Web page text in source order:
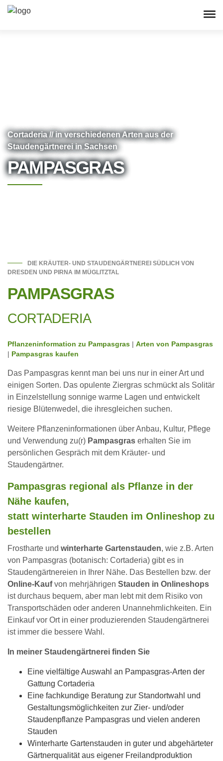
Cortaderia // in verschiedenen Arten aus der
Staudengärtnerei in Sachsen
PAMPASGRAS
DIE KRÄUTER- UND STAUDENGÄRTNEREI SÜDLICH VON
DRESDEN UND PIRNA IM MÜGLITZTAL
PAMPASGRAS
CORTADERIA
Pflanzeninformation zu Pampasgras
Arten von Pampasgras
Pampasgras kaufen
Das Pampasgras kennt man bei uns nur in einer Art und
einigen Sorten. Das opulente Ziergras schmückt als Solitär
in Einzelstellung sonnige warme Lagen und entwickelt
riesige Blütenwedel, die ihresgleichen suchen.
Weitere Pflanzeninformationen über Anbau, Kultur, Pflege
und Verwendung zu(r) Pampasgras erhalten Sie im
persönlichen Gespräch mit dem Kräuter- und
Staudengärtner.
Pampasgras regional als Pflanze in der
Nähe kaufen,
statt winterharte Stauden im Onlineshop zu
bestellen
Frostharte und winterharte Gartenstauden, wie z.B. Arten
von Pampasgras (botanisch: Cortaderia) gibt es in
Staudengärtnereien in Ihrer Nähe. Das Bestellen bzw. der
Online-Kaufvon mehrjährigen Stauden in Onlineshops
ist durchaus bequem, aber man lebt mit dem Risiko von
Transportschäden oder anderen Unannehmlichkeiten. Ein
Einkauf vor Ort in einer produzierenden Staudengärtnerei
ist immer die bessere Wahl.
In meiner Staudengärtnerei finden Sie
Eine vielfältige Auswahl an Pampasgras-Arten der
Gattung Cortaderia
Eine fachkundige Beratung zur Standortwahl und
Gestaltungsmöglichkeiten zur Zier- und/oder
Staudenpflanze Pampasgras und vielen anderen
Stauden
Winterharte Gartenstauden in guter und abgehärteter
Gärtnerqualität aus eigener Freilandproduktion